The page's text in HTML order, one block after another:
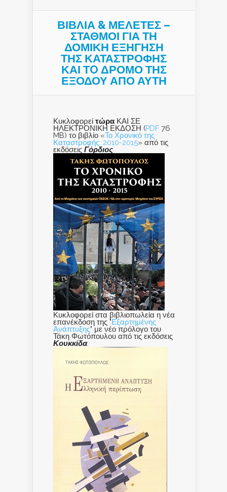
ΒΙΒΛΙΑ & ΜΕΛΕΤΕΣ –
ΣΤΑΘΜΟΙ ΓΙΑ ΤΗ
ΔΟΜΙΚΗ ΕΞΗΓΗΣΗ
ΤΗΣ ΚΑΤΑΣΤΡΟΦΗΣ
ΚΑΙ ΤO ΔΡΟΜΟ ΤΗΣ
ΕΞΟΔΟΥ ΑΠΟ ΑΥΤΗ
Κυκλοφορεί τώρα ΚΑΙ ΣΕ
ΗΛΕΚΤΡΟΝΙΚΗ ΕΚΔΟΣΗ (PDF 76
MB) το βιβλίο «Το Χρονικό της
Καταστροφής: 2010-2015» από τις
εκδόσεις Γόρδιος
Κυκλοφορεί στα βιβλιοπωλεία η νέα
επανέκδοση της "Εξαρτημένης
Ανάπτυξης" με νέο πρόλογο του
Τάκη Φωτόπουλου από τις εκδόσεις
Κουκκίδα.